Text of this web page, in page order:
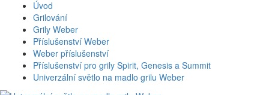
Úvod
Grilování
Grily Weber
Příslušenství Weber
Weber příslušenství
Příslušenství pro grily Spirit, Genesis a Summit
Univerzální světlo na madlo grilu Weber